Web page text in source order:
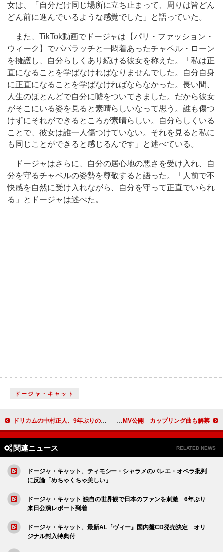
女は、「自分だけ同じ場所に立ち止まって、周りは皆どん
どん前に進んでいるような感覚でした」と語っていた。
また、TikTok動画でドージャは【パリ・ファッション・
ウィーク】でパパラッチと一悶着あったチャペル・ローン
を擁護し、自分らしくあり続ける彼女を称えた。「私は正
直になることを学ばなければなりませんでした。自分自身
に正直になることを学ばなければならなかった。長い間、
人生のほとんどで自分に嘘をついてきました。だから彼女
がそこにいる姿を見ると素晴らしいなって思う。誰も傷つ
けずにそれができるところが素晴らしい。自分らしくいる
ことで、彼女は誰一人傷つけていない。それを見ると私に
も同じことができると感じるんです」と述べている。
ドージャはさらに、自分の居心地の悪さを受け入れ、自
分を守るチャペルの姿勢を尊敬すると語った。「人前で不
快感を自然に受け入れながら、自分を守って正直でいられ
る」とドージャは述べた。
ドージャ・キャット
ドリカムの中村正人、9年ぶりのアルバム・リリースを記念しJ-WAVEの特別番組でナビゲーターに 私立恵比寿中学、16thシングル表題曲「えび▽バディLOVE」先行配信開始＆MV公開 カップリング曲も解禁
関連ニュース RELATED NEWS
ドージャ・キャット、ティモシー・シャラメのバレエ・オペラ批判
に反論「めちゃくちゃ美しい」
ドージャ・キャット 独自の世界観で日本のファンを刺激 6年ぶり
来日公演レポート到着
ドージャ・キャット、最新AL『ヴィー』国内盤CD発売決定 オリ
ジナル封入特典付